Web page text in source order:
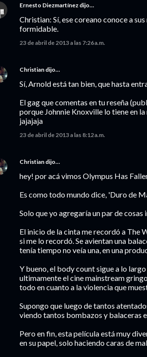
Ernesto Diezmartínez dijo…
Christian: Sí, ese coreano conoce a
formidable.
23 de abril de 2013 a las 7:26 a.m.
Christian dijo…
Sí, Arnold está tan bien, que hasta
El gag que comentas en tu reseña
porque Johnnie Knoxville lo tiene en
jajajaja
23 de abril de 2013 a las 8:12 a.m.
Christian dijo…
hey! por acá vimos Olympus Has
Es como todo mundo dice, 'Duro de
Solo que yo agregaría un par de
El inicio de la cinta me recordó a The
si me lo recordó. Se avientan una
tenía tiempo no veía una, en una
Y bueno, el body count sigue a lo
ultimamente el cine mainstream
todo en cuanto a la violencia que
Supongo que luego de tantos
viendo tantos bombazos y balaceras
Pero en fin, esta película está muy
en su papel, solo haciendo caras de